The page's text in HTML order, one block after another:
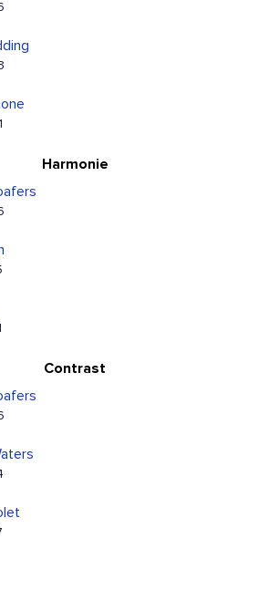
Harmonie
Contrast